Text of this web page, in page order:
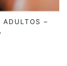
ADULTOS –